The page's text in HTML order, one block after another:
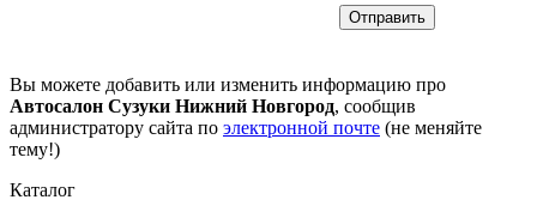
Вы можете добавить или изменить информацию про
Автосалон Сузуки Нижний Новгород, сообщив
администратору сайта по электронной почте (не меняйте
тему!)
Каталог